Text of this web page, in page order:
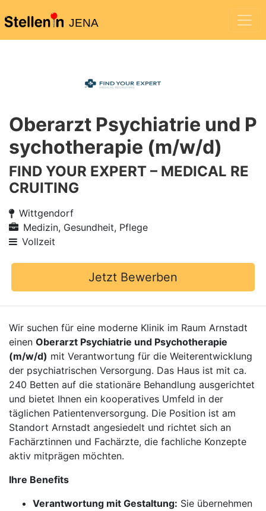
JENA
Oberarzt Psychiatrie und P
sychotherapie (m/w/d)
FIND YOUR EXPERT – MEDICAL RE
CRUITING
Wittgendorf
Medizin, Gesundheit, Pflege
Vollzeit
Jetzt Bewerben
Wir suchen für eine moderne Klinik im Raum Arnstadt
einen Oberarzt Psychiatrie und Psychotherapie
(m/w/d) mit Verantwortung für die Weiterentwicklung
der psychiatrischen Versorgung. Das Haus ist mit ca.
240 Betten auf die stationäre Behandlung ausgerichtet
und bietet Ihnen ein kooperatives Umfeld in der
täglichen Patientenversorgung. Die Position ist am
Standort Arnstadt angesiedelt und richtet sich an
Fachärztinnen und Fachärzte, die fachliche Konzepte
aktiv mitprägen möchten.
Ihre Benefits
Verantwortung mit Gestaltung: Sie übernehmen